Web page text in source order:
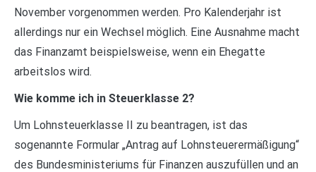
November vorgenommen werden. Pro Kalenderjahr ist
allerdings nur ein Wechsel möglich. Eine Ausnahme macht
das Finanzamt beispielsweise, wenn ein Ehegatte
arbeitslos wird.
Wie komme ich in Steuerklasse 2?
Um Lohnsteuerklasse II zu beantragen, ist das
sogenannte Formular „Antrag auf Lohnsteuerermäßigung“
des Bundesministeriums für Finanzen auszufüllen und an